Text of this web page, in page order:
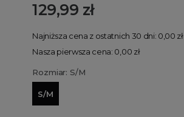
129,99 zł
Najniższa cena z ostatnich 30 dni: 0,00 zł
Nasza pierwsza cena: 0,00 zł
Rozmiar: S/M
S/M